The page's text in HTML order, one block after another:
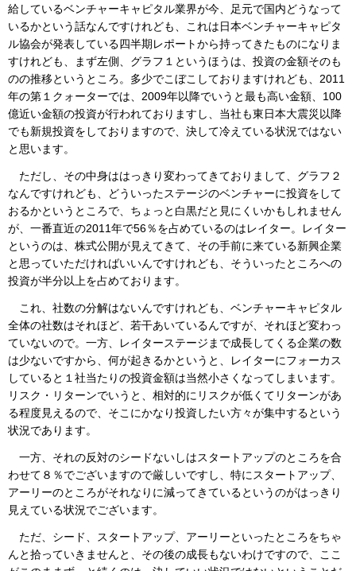
給しているベンチャーキャピタル業界が今、足元で国内どうなって
いるかという話なんですけれども、これは日本ベンチャーキャピタ
ル協会が発表している四半期レポートから持ってきたものになりま
すけれども、まず左側、グラフ１というほうは、投資の金額そのも
のの推移というところ。多少でこぼこしておりますけれども、2011
年の第１クォーターでは、2009年以降でいうと最も高い金額、100
億近い金額の投資が行われておりますし、当社も東日本大震災以降
でも新規投資をしておりますので、決して冷えている状況ではない
と思います。
ただし、その中身ははっきり変わってきておりまして、グラフ２
なんですけれども、どういったステージのベンチャーに投資をして
おるかというところで、ちょっと白黒だと見にくいかもしれません
が、一番直近の2011年で56％を占めているのはレイター。レイター
というのは、株式公開が見えてきて、その手前に来ている新興企業
と思っていただければいいんですけれども、そういったところへの
投資が半分以上を占めております。
これ、社数の分解はないんですけれども、ベンチャーキャピタル
全体の社数はそれほど、若干あいているんですが、それほど変わっ
ていないので。一方、レイターステージまで成長してくる企業の数
は少ないですから、何が起きるかというと、レイターにフォーカス
していると１社当たりの投資金額は当然小さくなってしまいます。
リスク・リターンでいうと、相対的にリスクが低くてリターンがあ
る程度見えるので、そこにかなり投資したい方々が集中するという
状況であります。
一方、それの反対のシードないしはスタートアップのところを合
わせて８％でございますので厳しいですし、特にスタートアップ、
アーリーのところがそれなりに減ってきているというのがはっきり
見えている状況でございます。
ただ、シード、スタートアップ、アーリーといったところをちゃ
んと拾っていきませんと、その後の成長もないわけですので、ここ